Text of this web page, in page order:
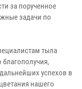
за порученное
задачи по
тыла
благополучия,
успехов в
нашего